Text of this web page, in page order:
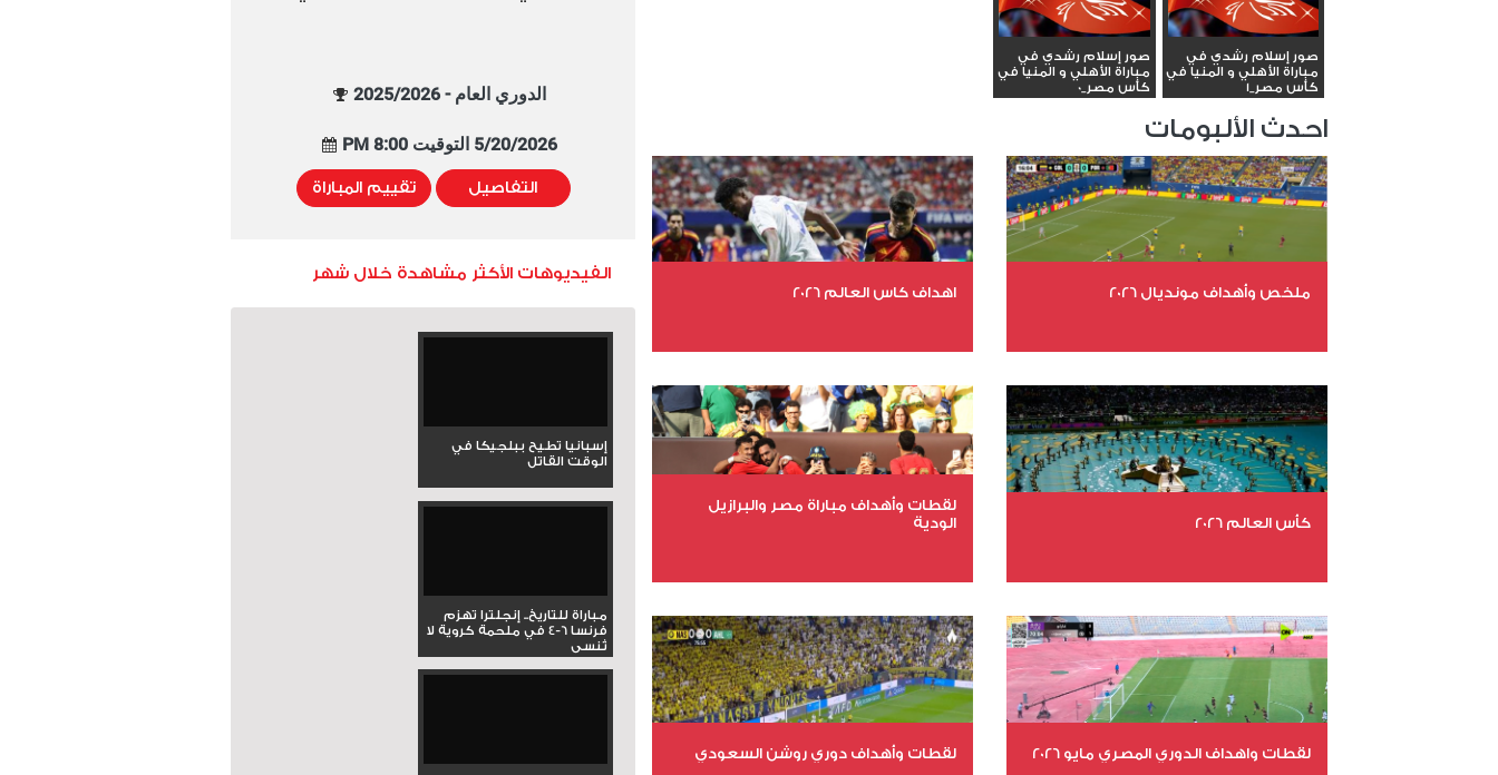
صور إسلام رشدي في
مباراة الأهلي و المنيا في
كأس مصر_1
صور إسلام رشدي في
مباراة الأهلي و المنيا في
كأس مصر_0
احدث الألبومات
ملخص وأهداف مونديال 2026
عدد المشاهدات 4938
اهداف كاس العالم 2026
عدد المشاهدات 1993
كأس العالم 2026
عدد المشاهدات 10913
لقطات وأهداف مباراة مصر والبرازيل
الودية
عدد المشاهدات 15791
لقطات واهداف الدوري المصري مايو 2026 لقطات وأهداف دوري روشن السعودي
الدوري العام - 2025/2026
5/20/2026 التوقيت 8:00 PM
التفاصيل تقييم المباراة
الفيديوهات الأكثر مشاهدة خلال شهر
إسبانيا تطيح ببلجيكا في
الوقت القاتل
مباراة للتاريخ.. إنجلترا تهزم
فرنسا 6-4 في ملحمة كروية لا
تُنسى